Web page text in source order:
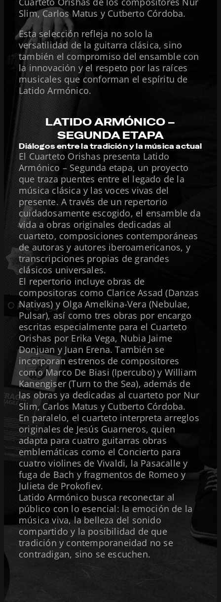
Slim, Carlos Matus y Cutberto Córdoba.
Esta selección refleja no solo la
versatilidad de la guitarra clásica, sino
también el compromiso del ensamble con
la innovación y el respeto por las raíces
musicales que conforman el espíritu de
Latido Armónico.
LATIDO ARMÓNICO –
SEGUNDA ETAPA
Diálogos entre la tradición y la música actual
El Cuarteto Orishas presenta Latido
Armónico – Segunda etapa, un proyecto
que traza puentes entre el legado de la
música clásica y las voces vivas del
presente. A través de un repertorio
cuidadosamente escogido, el ensamble da
vida a obras originales dedicadas al
cuarteto, composiciones contemporáneas
de autoras y autores iberoamericanos, y
transcripciones propias de grandes
clásicos universales.
El repertorio incluye obras de
compositoras como Clarice Assad (Danzas
Nativas) y Olga Amelkina-Vera (Nebulae,
Pulsar), así como tres obras por encargo
escritas especialmente para el Cuarteto
Orishas por Erika Vega, Nubia Jaime
Donjuan y Juan Erena. También se
incorporan estrenos de compositores
como Marco De Biasi (Ipercubo) y William
Kanengiser (Turn to the Sea), además de
las obras ya dedicadas al cuarteto por Nur
Slim, Carlos Matus y Cutberto Córdoba.
En paralelo, el cuarteto interpreta arreglos
originales de Jesús Guarneros, quien
adapta para cuatro guitarras obras
emblemáticas como el Concierto para
cuatro violines de Vivaldi, la Pasacalle y
fuga de Bach y fragmentos de Romeo y
Julieta de Prokofiev.
Latido Armónico busca reconectar al
público con lo esencial: la emoción de la
música viva, la belleza del sonido
compartido y la posibilidad de que
tradición y contemporaneidad no se
contradigan, sino se escuchen.